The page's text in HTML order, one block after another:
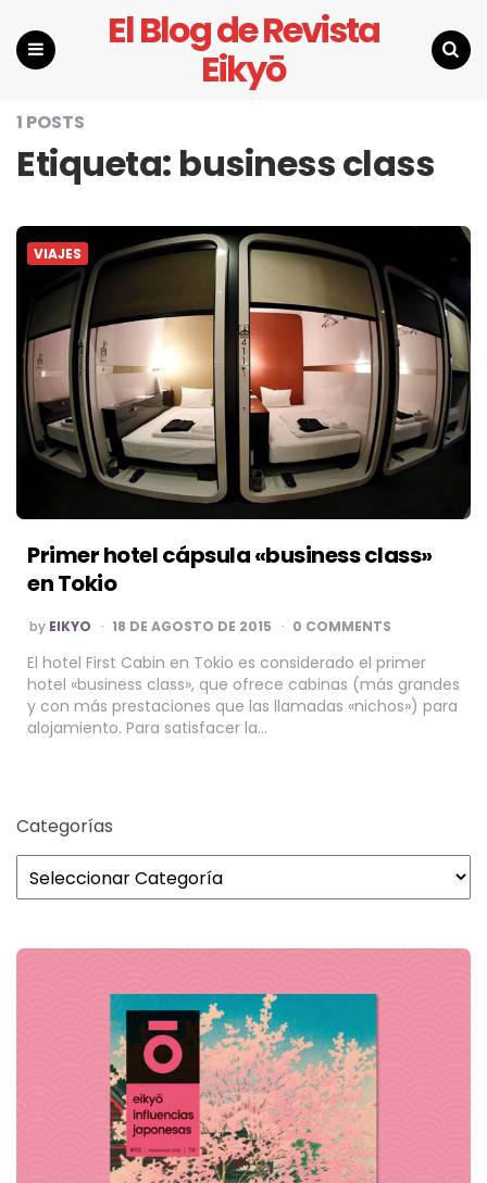
El Blog de Revista
Eikyō
1 POSTS
Etiqueta: business class
VIAJES
Primer hotel cápsula «business class»
en Tokio
POSTED
BY
by EIKYO 18 DE AGOSTO DE 2015 0 COMMENTS
El hotel First Cabin en Tokio es considerado el primer
hotel «business class», que ofrece cabinas (más grandes
y con más prestaciones que las llamadas «nichos») para
alojamiento. Para satisfacer la…
Categorías